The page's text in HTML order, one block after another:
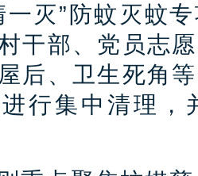
一灭”防蚊灭蚊
干部、党员志
后、卫生死角
行集中清理，